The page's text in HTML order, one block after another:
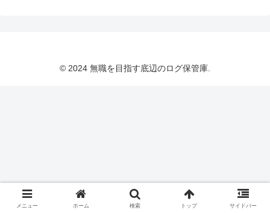
© 2024 無職を目指す底辺のログ保管庫.
メニュー ホーム 検索 トップ サイドバー